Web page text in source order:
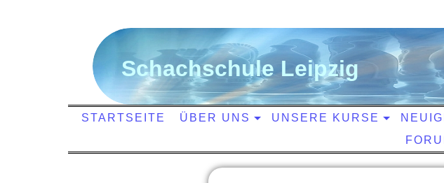
Schachschule Leipzig
STARTSEITE ÜBER UNS UNSERE KURSE